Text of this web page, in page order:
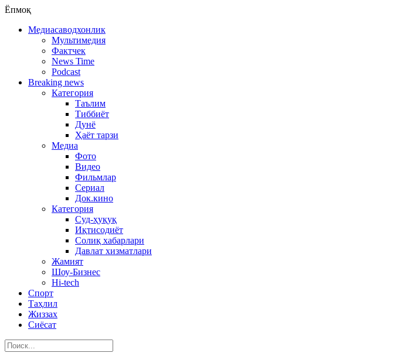
Ёпмоқ
Медиасаводхонлик
Мультимедия
Фактчек
News Time
Podcast
Breaking news
Категория
Таълим
Тиббиёт
Дунё
Ҳаёт тарзи
Медиа
Фото
Видео
Фильмлар
Сериал
Док.кино
Категория
Суд-ҳуқуқ
Иқтисодиёт
Солиқ хабарлари
Давлат хизматлари
Жамият
Шоу-Бизнес
Hi-tech
Спорт
Таҳлил
Жиззах
Сиёсат